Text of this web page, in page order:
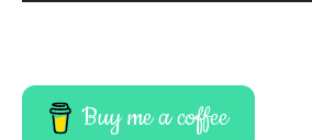
Buy me a coffee